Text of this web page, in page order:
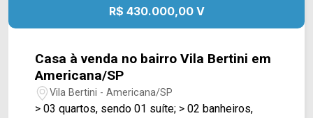
R$ 430.000,00 V
Casa à venda no bairro Vila Bertini em
Americana/SP
Vila Bertini - Americana/SP
> 03 quartos, sendo 01 suíte; > 02 banheiros,